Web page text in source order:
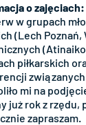
o zajęciach:
w grupach
(Lech Poznań,
piłkarskich
mi na
już rok z rzędu,
zapraszam.